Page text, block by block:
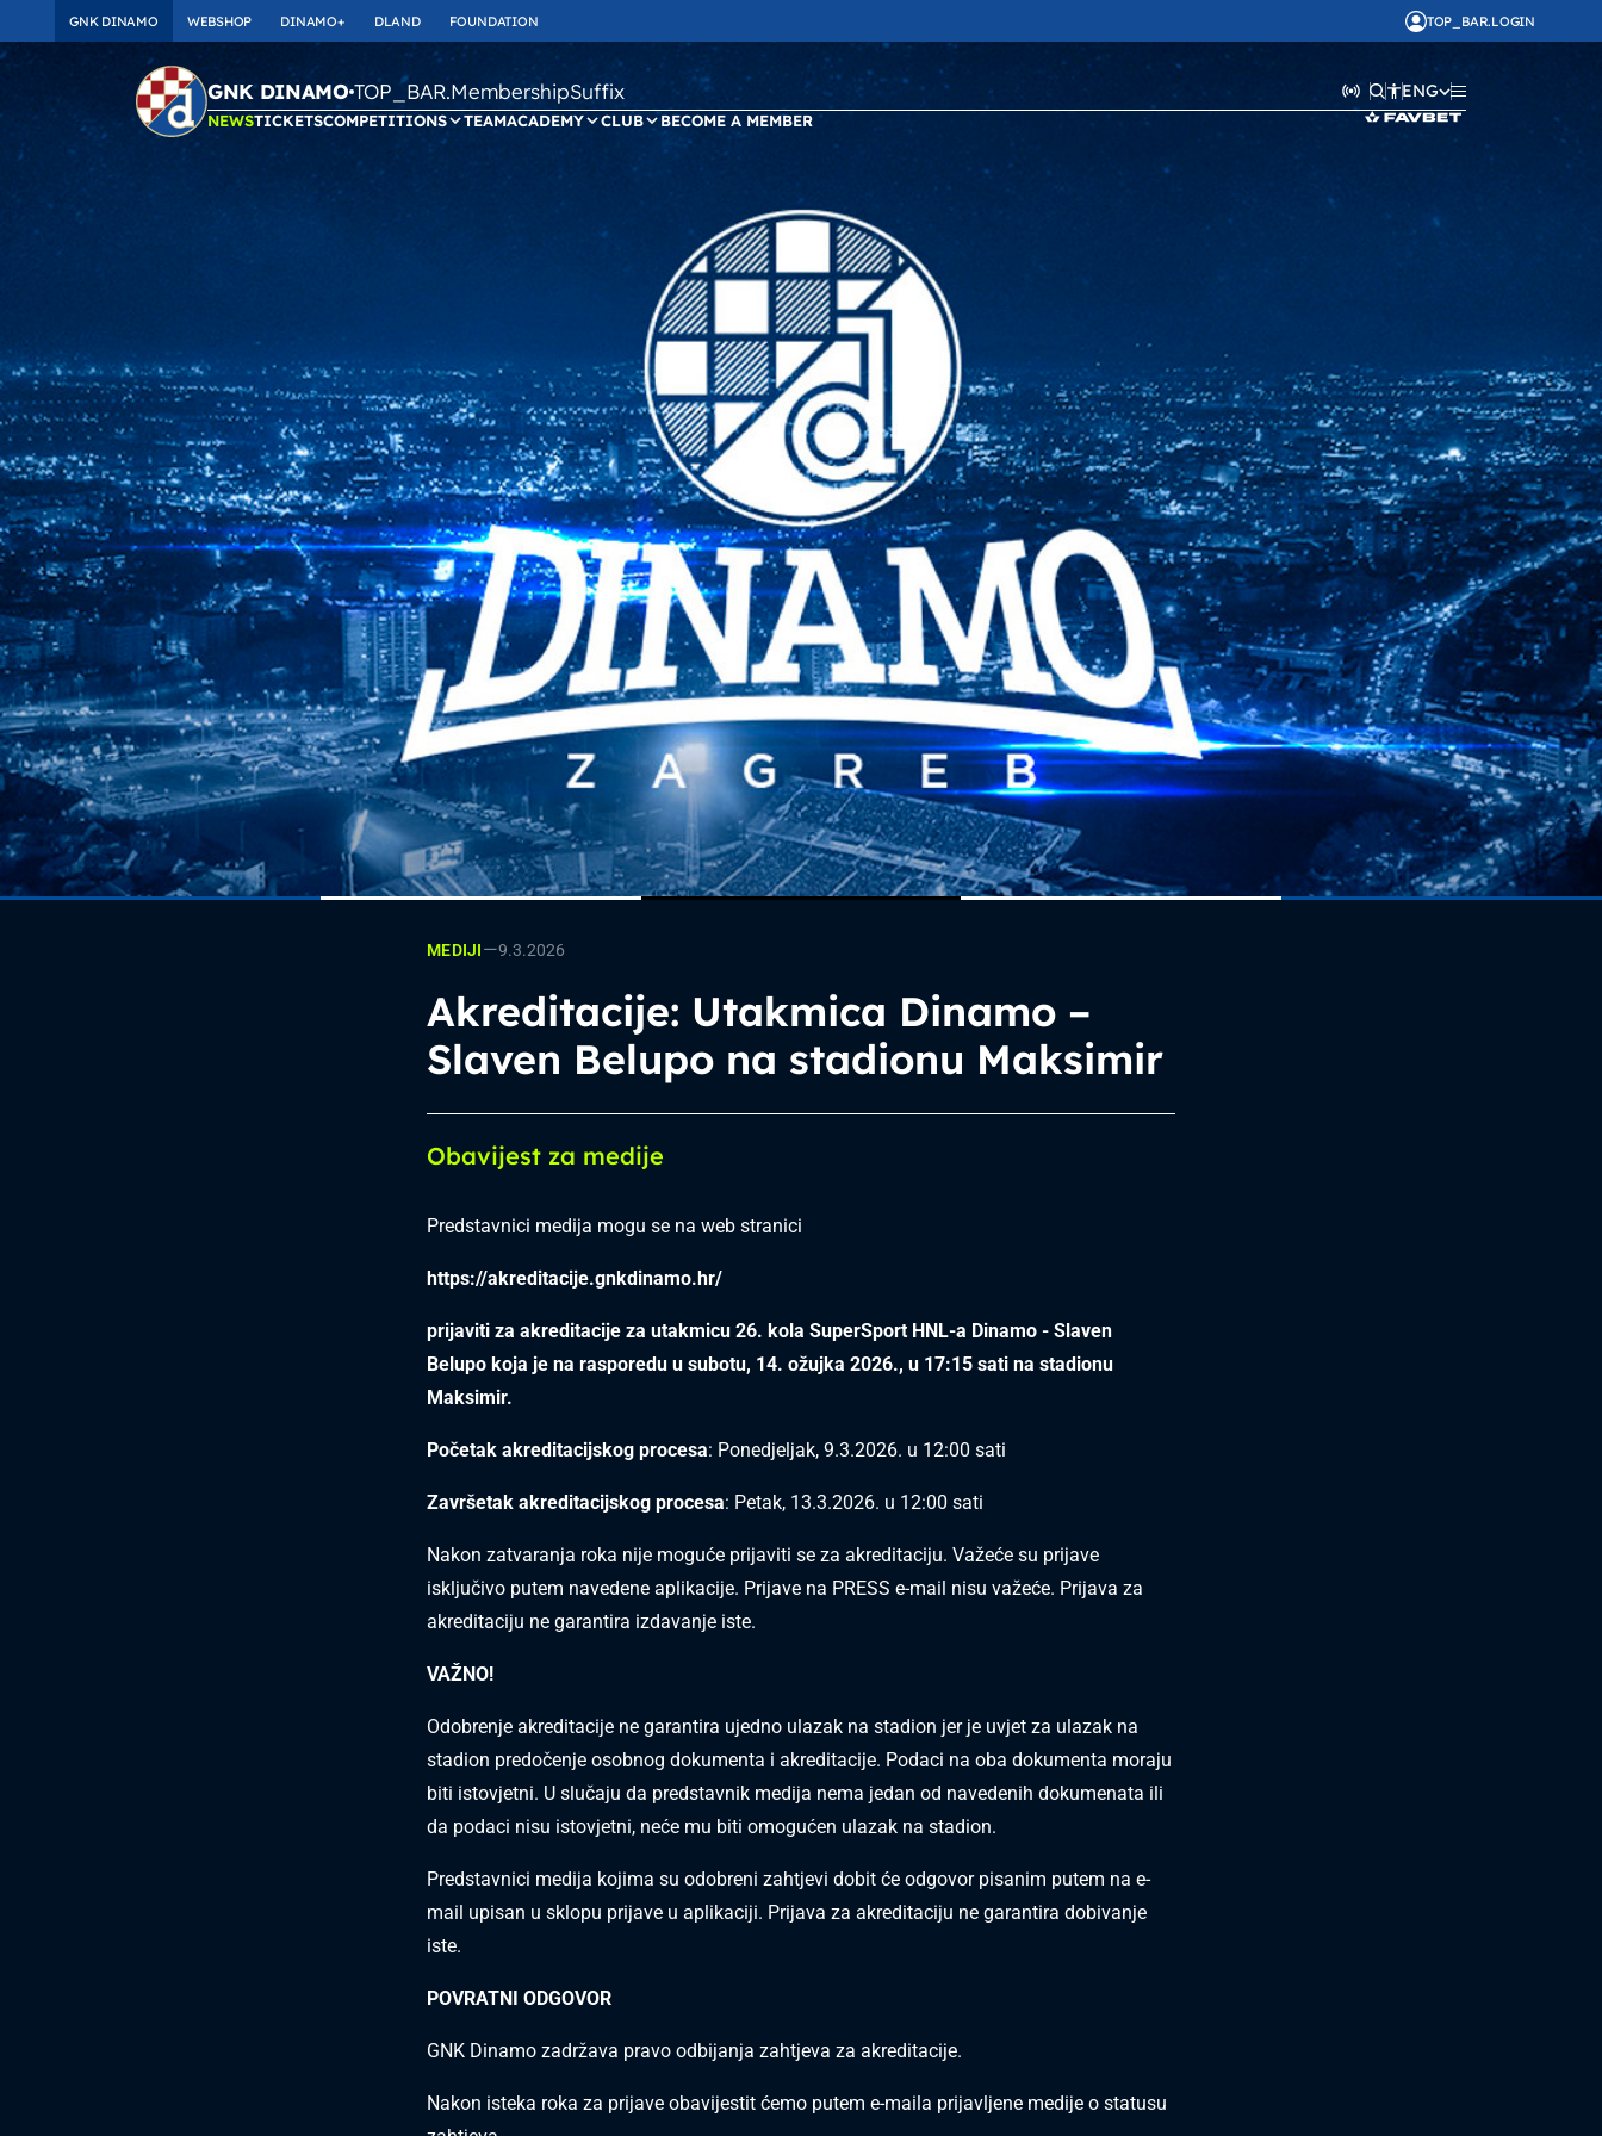
GNK DINAMO WEBSHOP DINAMO+ DLAND FOUNDATION TOP_BAR.LOGIN
GNK DINAMO TOP_BAR.MembershipSuffix ENG
NEWSTICKETSCOMPETITIONS TEAMACADEMY CLUB BECOME A MEMBER
MEDIJI—9.3.2026
Akreditacije: Utakmica Dinamo –
Slaven Belupo na stadionu Maksimir
Obavijest za medije
Predstavnici medija mogu se na web stranici
https://akreditacije.gnkdinamo.hr/
prijaviti za akreditacije za utakmicu 26. kola SuperSport HNL-a Dinamo - Slaven
Belupo koja je na rasporedu u subotu, 14. ožujka 2026., u 17:15 sati na stadionu
Maksimir.
Početak akreditacijskog procesa: Ponedjeljak, 9.3.2026. u 12:00 sati
Završetak akreditacijskog procesa: Petak, 13.3.2026. u 12:00 sati
Nakon zatvaranja roka nije moguće prijaviti se za akreditaciju. Važeće su prijave
isključivo putem navedene aplikacije. Prijave na PRESS e-mail nisu važeće. Prijava za
akreditaciju ne garantira izdavanje iste.
VAŽNO!
Odobrenje akreditacije ne garantira ujedno ulazak na stadion jer je uvjet za ulazak na
stadion predočenje osobnog dokumenta i akreditacije. Podaci na oba dokumenta moraju
biti istovjetni. U slučaju da predstavnik medija nema jedan od navedenih dokumenata ili
da podaci nisu istovjetni, neće mu biti omogućen ulazak na stadion.
Predstavnici medija kojima su odobreni zahtjevi dobit će odgovor pisanim putem na e-
mail upisan u sklopu prijave u aplikaciji. Prijava za akreditaciju ne garantira dobivanje
iste.
POVRATNI ODGOVOR
GNK Dinamo zadržava pravo odbijanja zahtjeva za akreditacije.
Nakon isteka roka za prijave obavijestit ćemo putem e-maila prijavljene medije o statusu